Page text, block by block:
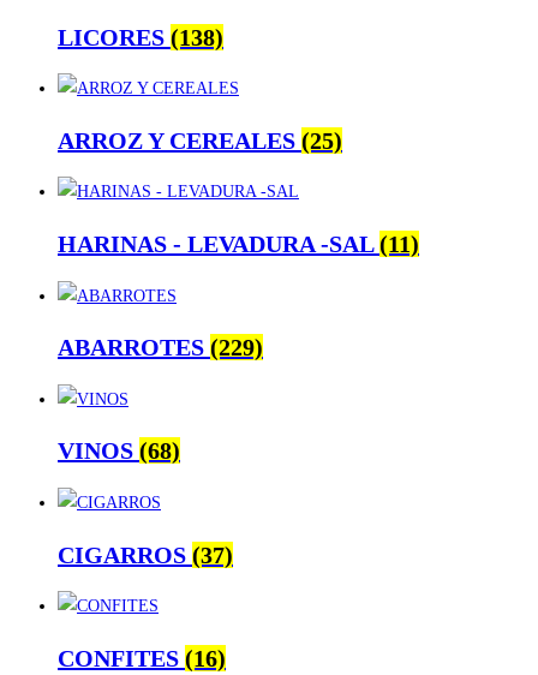
LICORES (138)
ARROZ Y CEREALES (25)
HARINAS - LEVADURA -SAL(11)
ABARROTES (229)
VINOS (68)
CIGARROS (37)
CONFITES (16)